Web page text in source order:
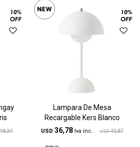
48,34
Lampara De Mesa
Recargable Kers Blanco
USD 36,78 USD 40,87